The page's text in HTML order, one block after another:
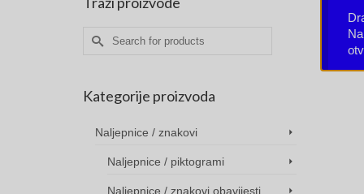
Search
for:
Kategorije proizvoda
Naljepnice / znakovi
Naljepnice / piktogrami
Naljepnice / znakovi obavijesti